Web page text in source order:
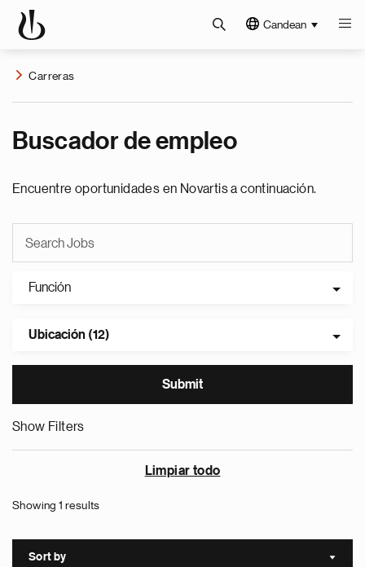
Candean
Carreras
Buscador de empleo
Encuentre oportunidades en Novartis a continuación.
Función
Ubicación (12)
Show Filters
Limpiar todo
Showing 1 results
Sort by Sort